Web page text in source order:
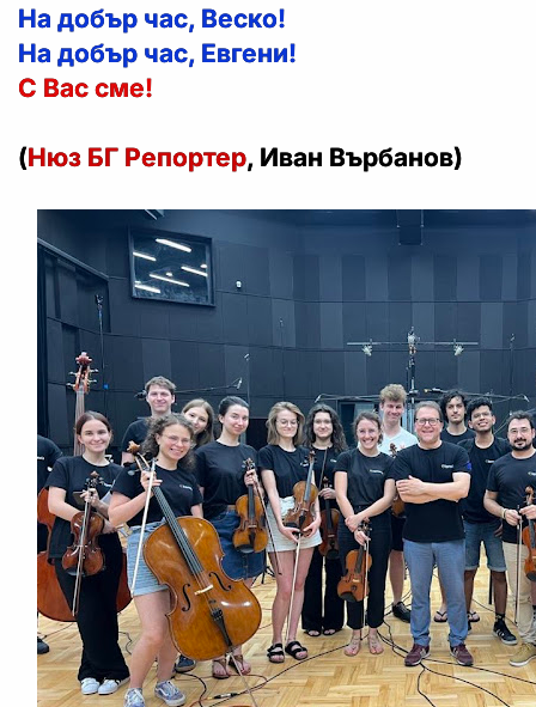
На добър час, Веско!
На добър час, Евгени!
С Вас сме!
(Нюз БГ Репортер, Иван Върбанов)